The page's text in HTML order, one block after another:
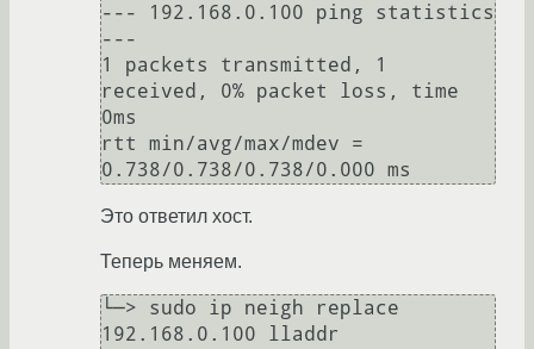
--- 192.168.0.100 ping statistics
---
1 packets transmitted, 1
received, 0% packet loss, time
0ms
rtt min/avg/max/mdev =
0.738/0.738/0.738/0.000 ms
Это ответил хост.
Теперь меняем.
└─> sudo ip neigh replace
192.168.0.100 lladdr